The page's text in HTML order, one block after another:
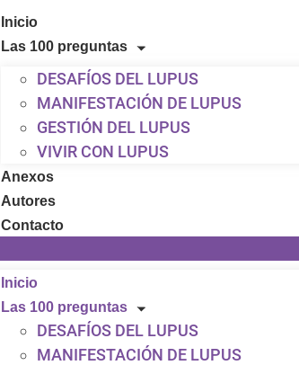
Inicio
Las 100 preguntas
DESAFÍOS DEL LUPUS
MANIFESTACIÓN DE LUPUS
GESTIÓN DEL LUPUS
VIVIR CON LUPUS
Anexos
Autores
Contacto
Inicio
Las 100 preguntas
DESAFÍOS DEL LUPUS
MANIFESTACIÓN DE LUPUS